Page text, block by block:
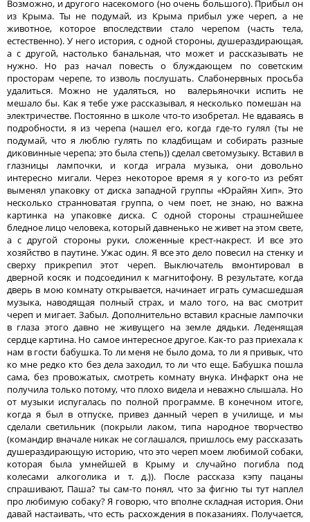
Возможно, и другого насекомого (но очень большого). Прибыл он
из Крыма. Ты не подумай, из Крыма прибыл уже череп, а не
животное, которое впоследствии стало черепом (часть тела,
естественно). У него история, с одной стороны, душераздирающая,
а с другой, настолько банальная, что может и рассказывать не
нужно. Но раз начал повесть о блуждающем по советским
просторам черепе, то изволь послушать. Слабонервных просьба
удалиться. Можно не удаляться, но валерьяночки испить не
мешало бы. Как я тебе уже рассказывал, я несколько помешан на
электричестве. Постоянно в школе что-то изобретал. Не вдаваясь в
подробности, я из черепа (нашел его, когда где-то гулял (ты не
подумай, что я люблю гулять по кладбищам и собирать разные
диковинные черепа; это была степь)) сделал светомузыку. Вставил в
глазницы лампочки, и когда играла музыка, они довольно
интересно мигали. Через некоторое время я у кого-то из ребят
выменял упаковку от диска западной группы «Юрайян Хип». Это
несколько странноватая группа, о чем поет, не знаю, но важна
картинка на упаковке диска. С одной стороны страшнейшее
бледное лицо человека, который давненько не живет на этом свете,
а с другой стороны руки, сложенные крест-накрест. И все это
хозяйство в паутине. Ужас один. Я все это дело повесил на стенку и
сверху прикрепил этот череп. Выключатель вмонтировал в
дверной косяк и подсоединил к магнитофону. В результате, когда
дверь в мою комнату открывается, начинает играть сумасшедшая
музыка, наводящая полный страх, и мало того, на вас смотрит
череп и мигает. Забыл. Дополнительно вставил красные лампочки
в глаза этого давно не живущего на земле дядьки. Леденящая
сердце картина. Но самое интересное другое. Как-то раз приехала к
нам в гости бабушка. То ли меня не было дома, то ли я привык, что
ко мне редко кто без дела заходил, то ли что еще. Бабушка пошла
сама, без провожатых, смотреть комнату внука. Инфаркт она не
получила только потому, что плохо видела и неважно слышала. Но
от музыки испугалась по полной программе. В конечном итоге,
когда я был в отпуске, привез данный череп в училище, и мы
сделали светильник (покрыли лаком, типа народное творчество
(командир вначале никак не соглашался, пришлось ему рассказать
душераздирающую историю, что это череп моем любимой собаки,
которая была умнейшей в Крыму и случайно погибла под
колесами алкоголика и т. д.)). После рассказа кэпу пацаны
спрашивают, Паша? ты сам-то понял, что за фигню ты тут наплел
про любимую собаку? Я говорю, что вполне складная история. Они
давай настаивать, что есть расхождения в показаниях. Получается,